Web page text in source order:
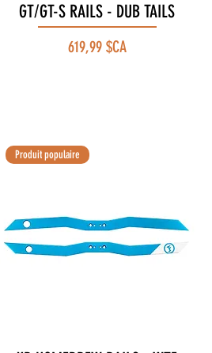
Aperçu rapide
GT/GT-S RAILS - DUB TAILS
Prix
619,99 $CA
Produit populaire